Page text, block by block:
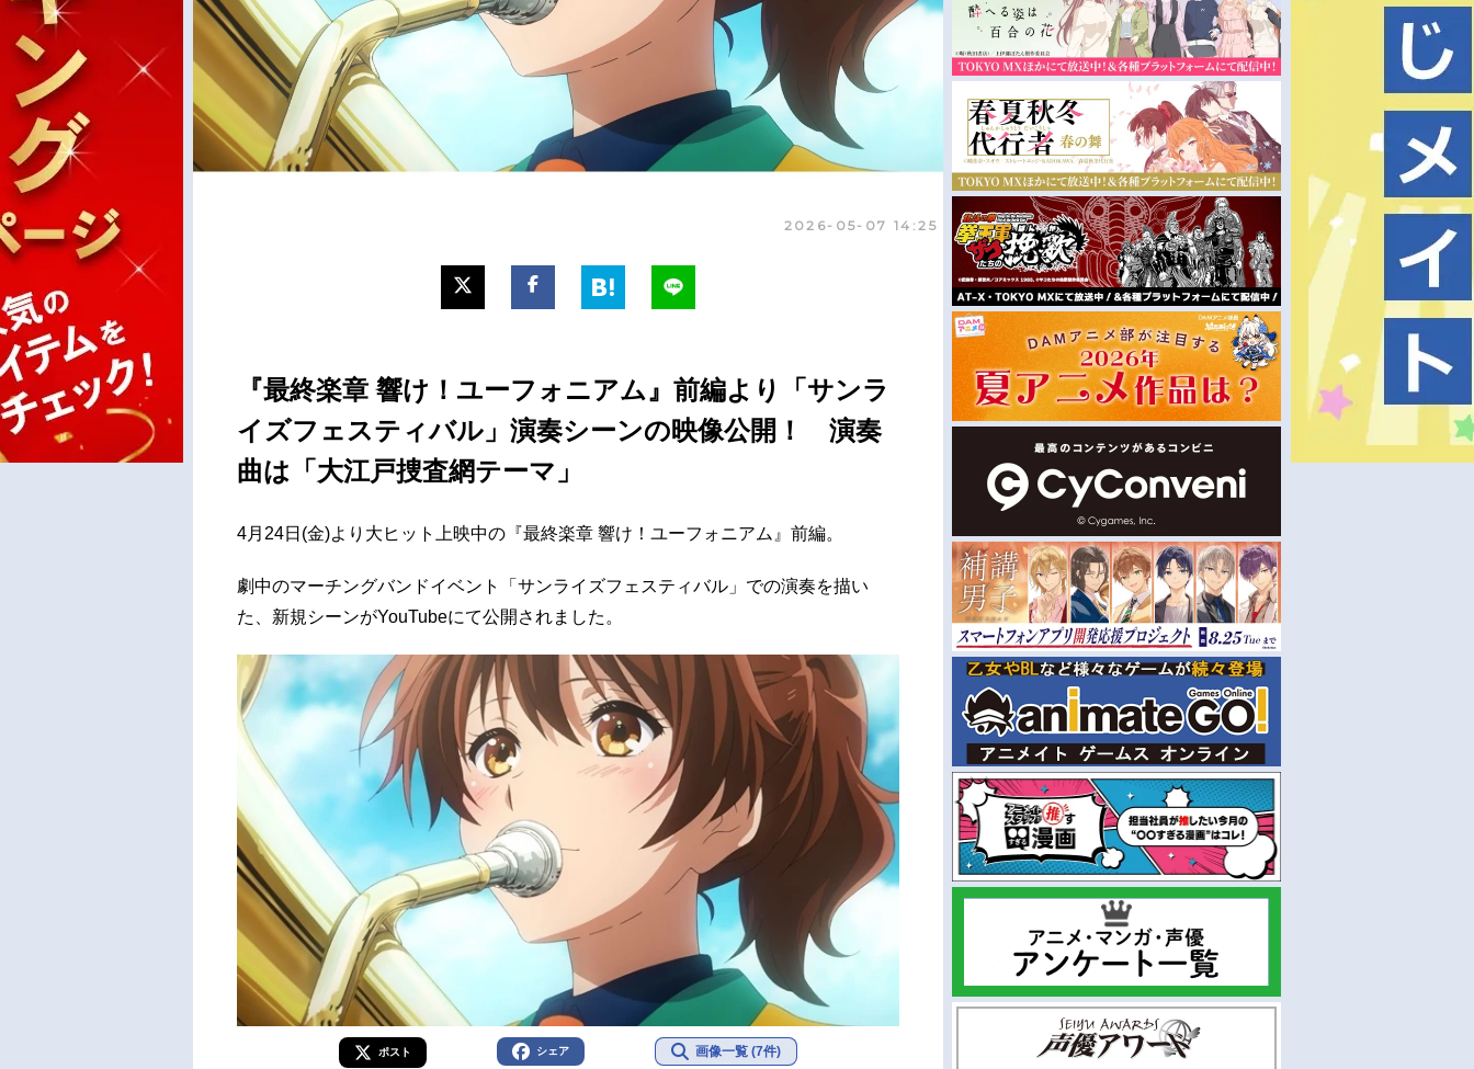
2026-05-07 14:25
『最終楽章 響け！ユーフォニアム』前編より「サンラ
イズフェスティバル」演奏シーンの映像公開！ 演奏
曲は「大江戸捜査網テーマ」
4月24日(金)より大ヒット上映中の『最終楽章 響け！ユーフォニアム』前編。
劇中のマーチングバンドイベント「サンライズフェスティバル」での演奏を描い
た、新規シーンがYouTubeにて公開されました。
ポスト シェア 画像一覧 (7件)